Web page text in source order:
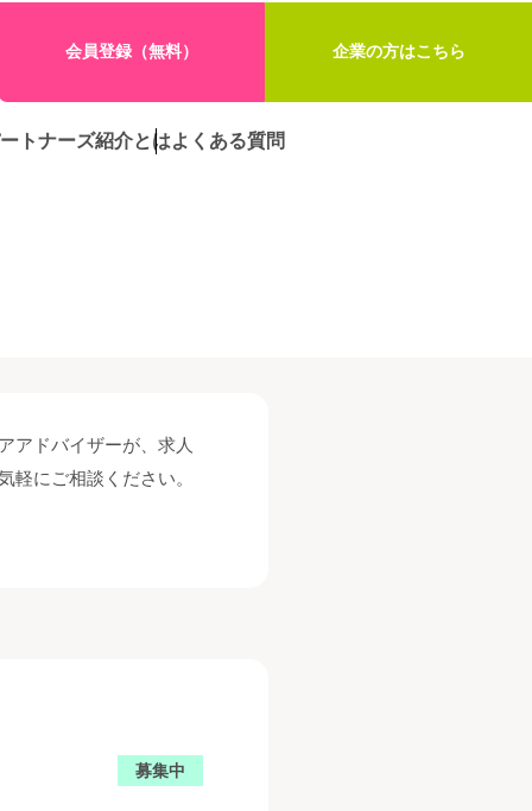
会員登録（無料） 企業の方はこちら
トナーズ紹介とはよくある質問
アドバイザーが、求人
軽にご相談ください。
募集中